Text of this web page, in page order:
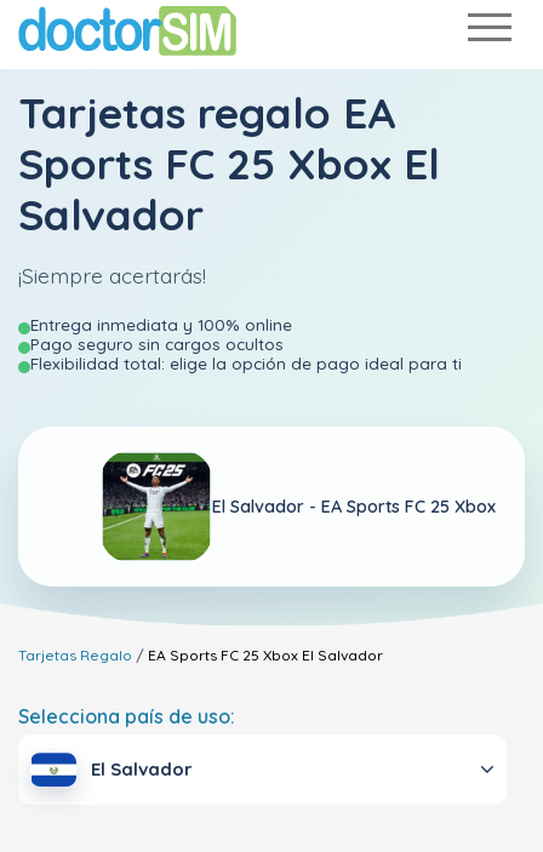
Tarjetas regalo EA
Sports FC 25 Xbox El
Salvador
¡Siempre acertarás!
Entrega inmediata y 100% online
Pago seguro sin cargos ocultos
Flexibilidad total: elige la opción de pago ideal para ti
El Salvador - EA Sports FC 25 Xbox
Tarjetas Regalo EA Sports FC 25 Xbox El Salvador
Selecciona país de uso:
El Salvador